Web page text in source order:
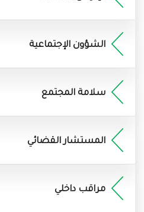
الشؤون الإجتماعية
سلامة المجتمع
المستشار القضائي
مراقب داخلي